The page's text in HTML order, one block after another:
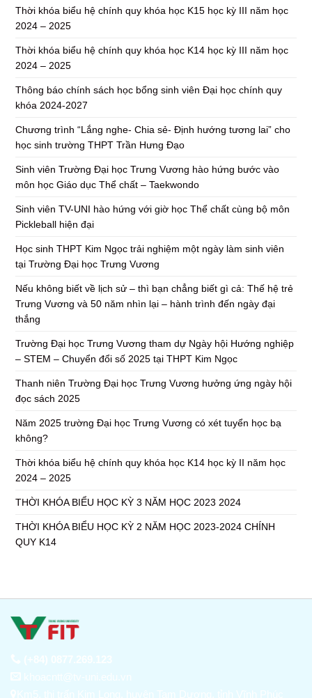
Thời khóa biểu hệ chính quy khóa học K15 học kỳ III năm học
2024 – 2025
Thời khóa biểu hệ chính quy khóa học K14 học kỳ III năm học
2024 – 2025
Thông báo chính sách học bổng sinh viên Đại học chính quy
khóa 2024-2027
Chương trình “Lắng nghe- Chia sẻ- Định hướng tương lai” cho
học sinh trường THPT Trần Hưng Đạo
Sinh viên Trường Đại học Trưng Vương hào hứng bước vào
môn học Giáo dục Thể chất – Taekwondo
Sinh viên TV-UNI hào hứng với giờ học Thể chất cùng bộ môn
Pickleball hiện đại
Học sinh THPT Kim Ngọc trải nghiệm một ngày làm sinh viên
tại Trường Đại học Trưng Vương
Nếu không biết về lịch sử – thì bạn chẳng biết gì cả: Thế hệ trẻ
Trưng Vương và 50 năm nhìn lại – hành trình đến ngày đại
thắng
Trường Đại học Trưng Vương tham dự Ngày hội Hướng nghiệp
– STEM – Chuyển đổi số 2025 tại THPT Kim Ngọc
Thanh niên Trường Đại học Trưng Vương hưởng ứng ngày hội
đọc sách 2025
Năm 2025 trường Đại học Trưng Vương có xét tuyển học bạ
không?
Thời khóa biểu hệ chính quy khóa học K14 học kỳ II năm học
2024 – 2025
THỜI KHÓA BIỂU HỌC KỲ 3 NĂM HỌC 2023 2024
THỜI KHÓA BIỂU HỌC KỲ 2 NĂM HỌC 2023-2024 CHÍNH
QUY K14